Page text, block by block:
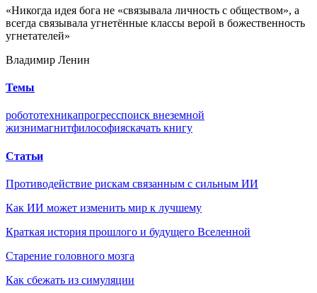
«Никогда идея бога не «связывала личность с обществом», а
всегда связывала угнетённые классы верой в божественность
угнетателей»
Владимир Ленин
Темы
робототехникапрогресспоиск внеземной
жизнимагнитфилософияскачать книгу
Статьи
Противодействие рискам связанным с сильным ИИ
Как ИИ может изменить мир к лучшему
Краткая история прошлого и будущего Вселенной
Старение головного мозга
Как сбежать из симуляции